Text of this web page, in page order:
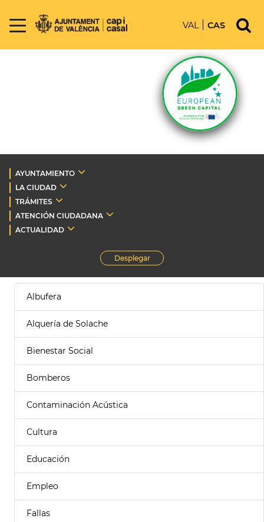
VAL CAS
AYUNTAMIENTO
LA CIUDAD
TRÁMITES
ATENCIÓN CIUDADANA
ACTUALIDAD
Desplegar
Albufera
Alquería de Solache
Bienestar Social
Bomberos
Contaminación Acústica
Cultura
Educación
Empleo
Fallas